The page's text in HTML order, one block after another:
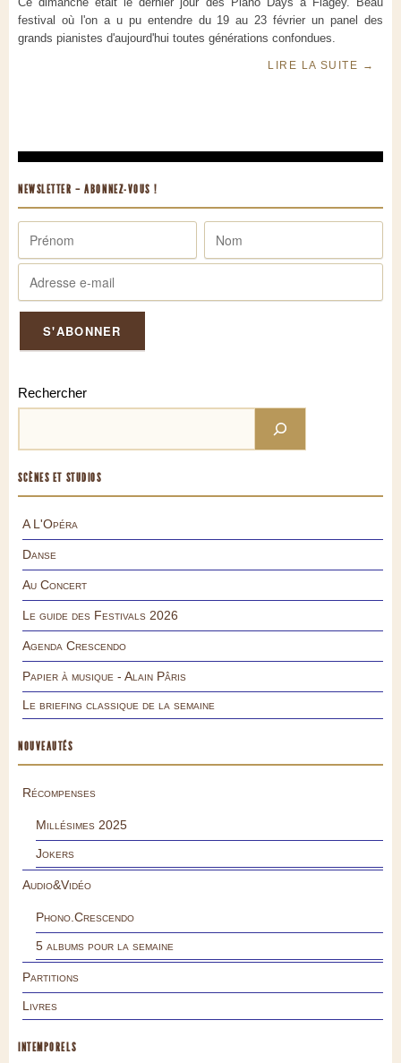
festival où l'on a u pu entendre du 19 au 23 février un panel des
grands pianistes d'aujourd'hui toutes générations confondues.
LIRE LA SUITE →
NEWSLETTER – ABONNEZ-VOUS !
Rechercher
SCÈNES ET STUDIOS
A L'Opéra
Danse
Au Concert
Le guide des Festivals 2026
Agenda Crescendo
Papier à musique - Alain Pâris
Le briefing classique de la semaine
NOUVEAUTÉS
Récompenses
Millésimes 2025
Jokers
Audio&Vidéo
Phono.Crescendo
5 albums pour la semaine
Partitions
Livres
INTEMPORELS